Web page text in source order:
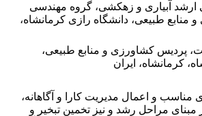
آبیاری و زهکشی، گروه مهندسی
منابع طبیعی، دانشگاه رازی کرمانشاه،
پردیس کشاورزی و منابع طبیعی،
کرمانشاه، ایران
مناسب و اعمال مدیریت کارا و آگاهانه،
مبنای مراحل رشد و نیز تخمین تبخیر و